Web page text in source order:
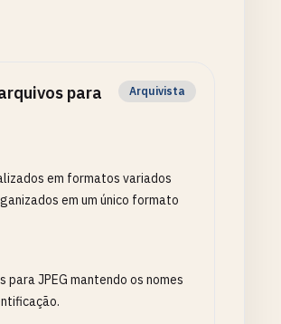
para
Arquivista
em formatos variados
em um único formato
JPEG mantendo os nomes